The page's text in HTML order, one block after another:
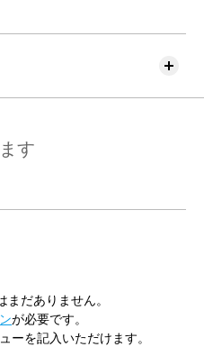
す
だありません。
が必要です。
ーを記入いただけます。